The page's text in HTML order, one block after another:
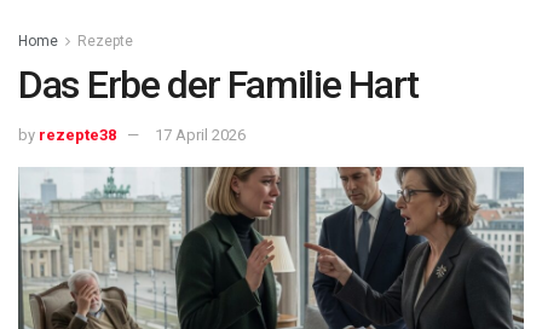
Home Rezepte
Das Erbe der Familie Hart
by rezepte38 17 April 2026